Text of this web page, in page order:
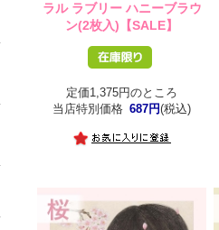
ラル ラブリー ハニーブラウ
ン(2枚入)【SALE】
定価1,375円のところ
当店特別価格 687円(税込)